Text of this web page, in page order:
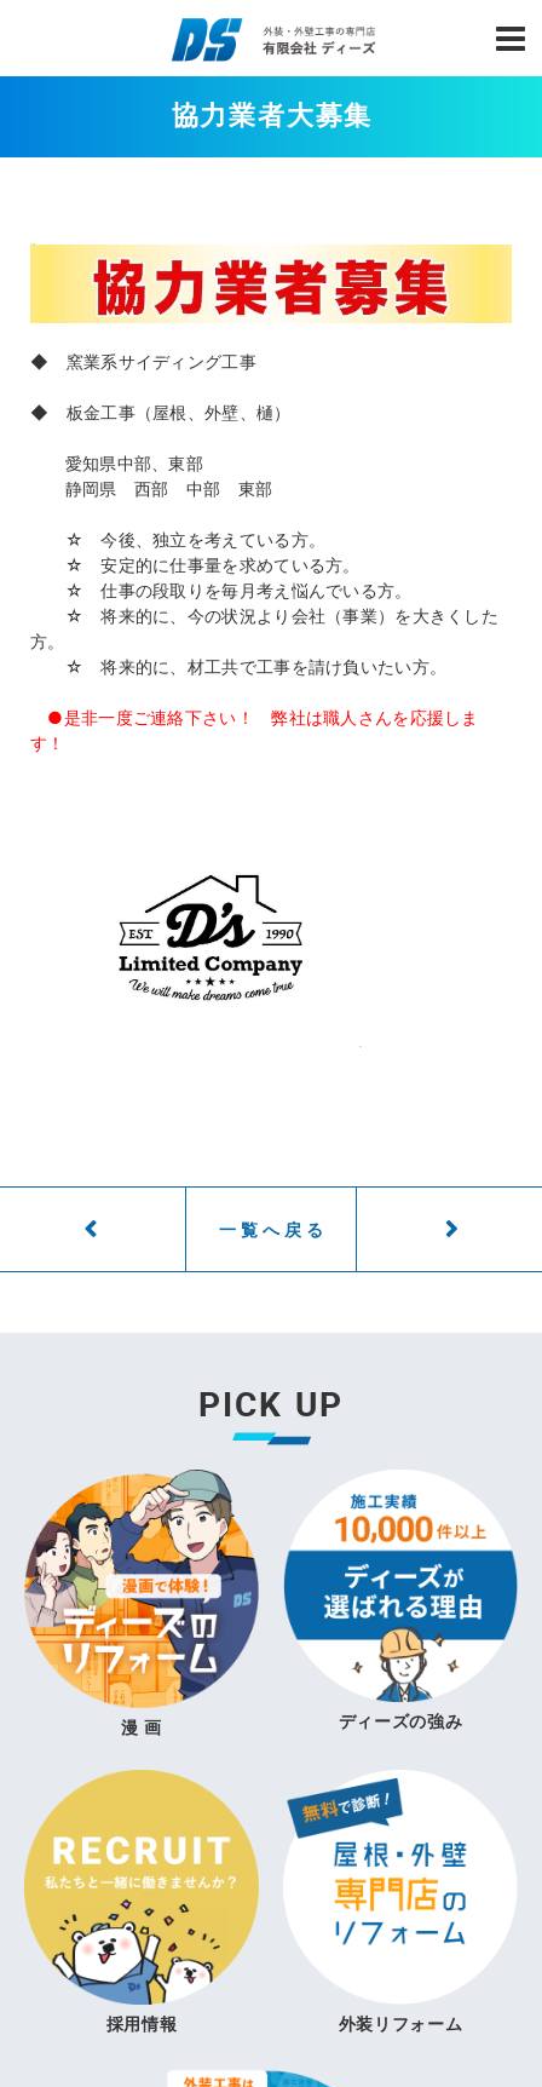
協力業者大募集
◆ 窯業系サイディング工事
◆ 板金工事（屋根、外壁、樋）
愛知県中部、東部
静岡県 西部 中部 東部
☆ 今後、独立を考えている方。
☆ 安定的に仕事量を求めている方。
☆ 仕事の段取りを毎月考え悩んでいる方。
☆ 将来的に、今の状況より会社（事業）を大きくした
方。
☆ 将来的に、材工共で工事を請け負いたい方。
●是非一度ご連絡下さい！ 弊社は職人さんを応援しま
す！
一覧へ戻る
PICK UP
漫 画 ディーズの強み
採用情報 外装リフォーム